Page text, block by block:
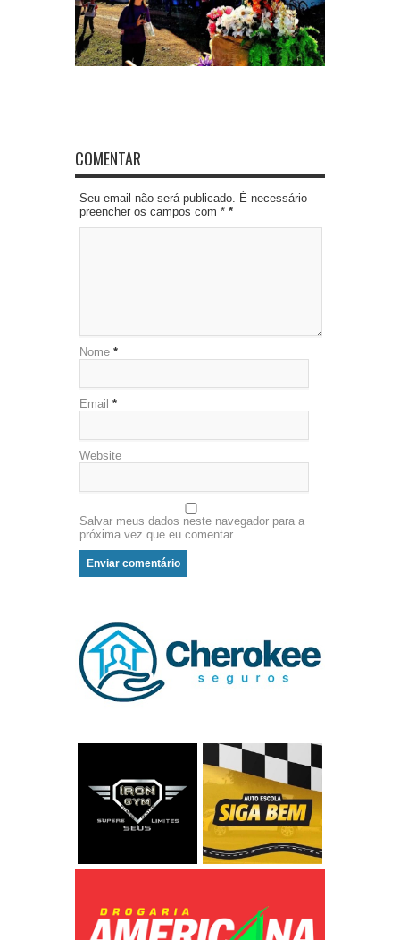
COMENTAR
Seu email não será publicado. É necessário
preencher os campos com * *
Nome *
Email *
Website
Salvar meus dados neste navegador para a
próxima vez que eu comentar.